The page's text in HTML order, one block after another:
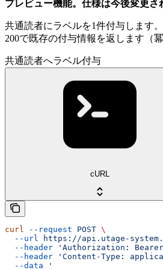
プレビュー機能。仕様は今後変更さ
共通読者にラベルを1件付与します
200で既存の付与情報を返します（冪
共通読者へラベル付与
cURL
curl --request POST \
  --url
https://api.utage-
  --header
'Authorization:
  --header
'Content-Type:
  --data
'